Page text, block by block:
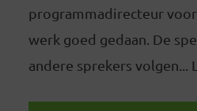
programmadirecteur voor
werk goed gedaan. De
andere sprekers volgen...